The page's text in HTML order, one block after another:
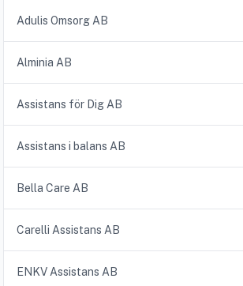
Adulis Omsorg AB
Alminia AB
Assistans för Dig AB
Assistans i balans AB
Bella Care AB
Carelli Assistans AB
ENKV Assistans AB